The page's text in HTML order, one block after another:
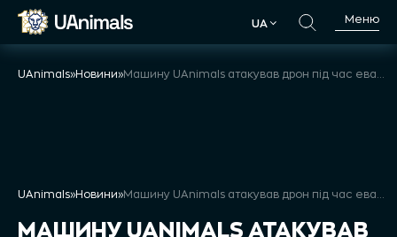
Skip
UA
Меню
UAnimals»Новини»
UAnimals»Новини»
МАШИНУ UANIMALS АТАКУВАВ